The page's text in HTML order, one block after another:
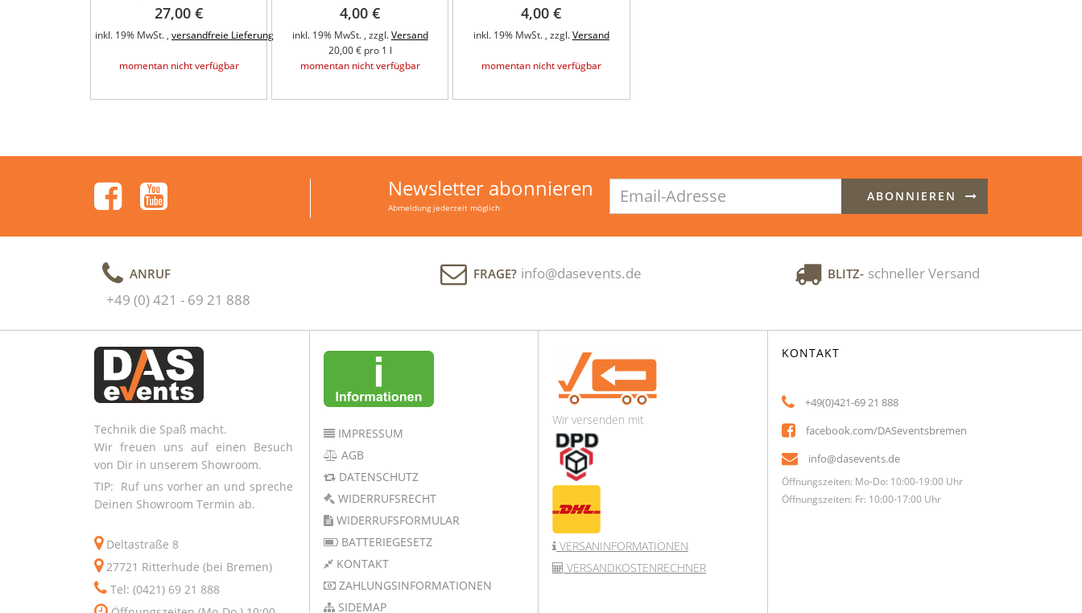
27,00 €
inkl. 19% MwSt. , versandfreie Lieferung
momentan nicht verfügbar
4,00 €
inkl. 19% MwSt. , zzgl. Versand
20,00 € pro 1 l
momentan nicht verfügbar
4,00 €
inkl. 19% MwSt. , zzgl. Versand
momentan nicht verfügbar
Newsletter abonnieren
Abmeldung jederzeit möglich
Adresse
ABONNIEREN
ANRUF
+49 (0) 421 - 69 21 888
FRAGE? info@dasevents.de BLITZ- schneller Versand
Technik die Spaß macht.
Wir freuen uns auf einen Besuch
von Dir in unserem Showroom.
TIP: Ruf uns vorher an und spreche
Deinen Showroom Termin ab.
Deltastraße 8
27721 Ritterhude (bei Bremen)
Tel: (0421) 69 21 888
IMPRESSUM
AGB
DATENSCHUTZ
WIDERRUFSRECHT
WIDERRUFSFORMULAR
BATTERIEGESETZ
KONTAKT
ZAHLUNGSINFORMATIONEN
SIDEMAP
Wir versenden mit
VERSANINFORMATIONEN
VERSANDKOSTENRECHNER
KONTAKT
+49(0)421-69 21 888
facebook.com/DASeventsbremen
info@dasevents.de
Öffnungszeiten: Mo-Do: 10:00-19:00 Uhr
Öffnungszeiten: Fr: 10:00-17:00 Uhr